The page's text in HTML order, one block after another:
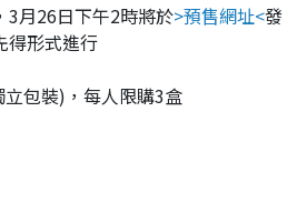
3月26日下午2時將於>預售網址<發
得形式進行
包裝)，每人限購3盒